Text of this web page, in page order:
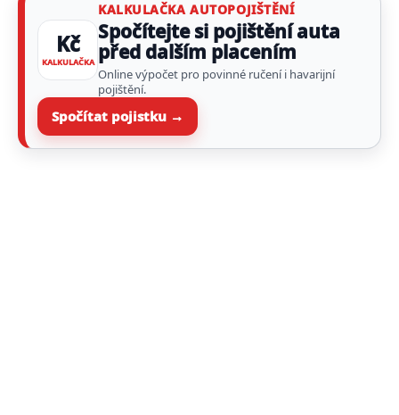
Kč
KALKULAČKA
KALKULAČKA AUTOPOJIŠTĚNÍ
Spočítejte si pojištění auta
před dalším placením
Online výpočet pro povinné ručení i havarijní
pojištění.
Spočítat pojistku →